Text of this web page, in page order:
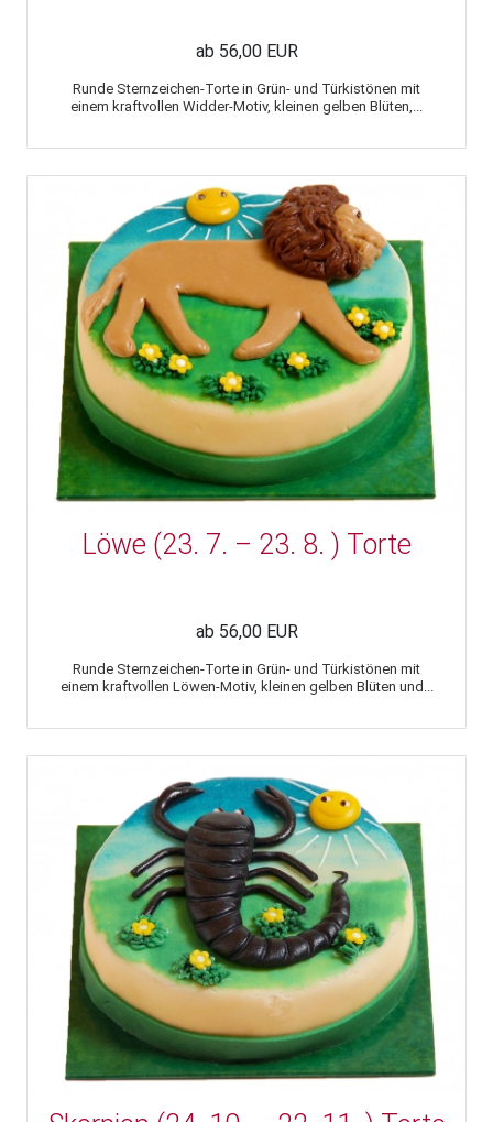
ab 56,00 EUR
Runde Sternzeichen-Torte in Grün- und Türkistönen mit
einem kraftvollen Widder-Motiv, kleinen gelben Blüten,...
Löwe (23. 7. – 23. 8. ) Torte
ab 56,00 EUR
Runde Sternzeichen-Torte in Grün- und Türkistönen mit
einem kraftvollen Löwen-Motiv, kleinen gelben Blüten und...